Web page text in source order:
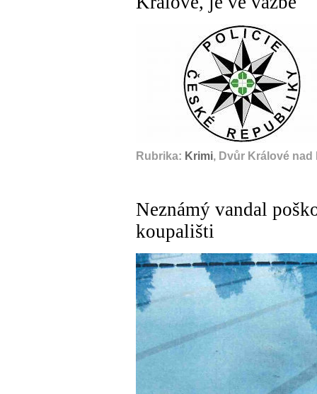
Rubrika: Krimi, Dvůr Králové nad
Neznámý vandal
koupališti